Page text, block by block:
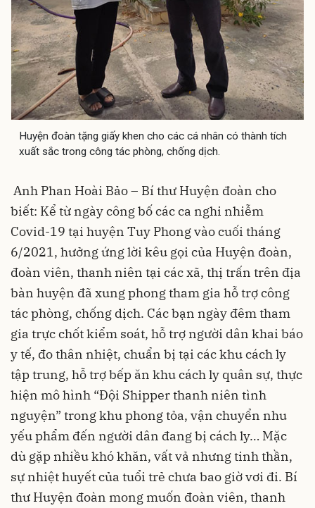
Huyện đoàn tặng giấy khen cho các cá nhân có thành tích
xuất sắc trong công tác phòng, chống dịch.
Anh Phan Hoài Bảo – Bí thư Huyện đoàn cho
biết: Kể từ ngày công bố các ca nghi nhiễm
Covid-19 tại huyện Tuy Phong vào cuối tháng
6/2021, hưởng ứng lời kêu gọi của Huyện đoàn,
đoàn viên, thanh niên tại các xã, thị trấn trên địa
bàn huyện đã xung phong tham gia hỗ trợ công
tác phòng, chống dịch. Các bạn ngày đêm tham
gia trực chốt kiểm soát, hỗ trợ người dân khai báo
y tế, đo thân nhiệt, chuẩn bị tại các khu cách ly
tập trung, hỗ trợ bếp ăn khu cách ly quân sự, thực
hiện mô hình “Đội Shipper thanh niên tình
nguyện” trong khu phong tỏa, vận chuyển nhu
yếu phẩm đến người dân đang bị cách ly… Mặc
dù gặp nhiều khó khăn, vất vả nhưng tinh thần,
sự nhiệt huyết của tuổi trẻ chưa bao giờ vơi đi. Bí
thư Huyện đoàn mong muốn đoàn viên, thanh